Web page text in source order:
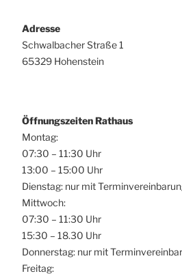
Adresse
Schwalbacher Straße 1
65329 Hohenstein
Öffnungszeiten Rathaus
Montag:
07:30 – 11:30 Uhr
13:00 – 15:00 Uhr
Dienstag: nur mit
Mittwoch:
07:30 – 11:30 Uhr
15:30 – 18.30 Uhr
Donnerstag: nur mit
Freitag: